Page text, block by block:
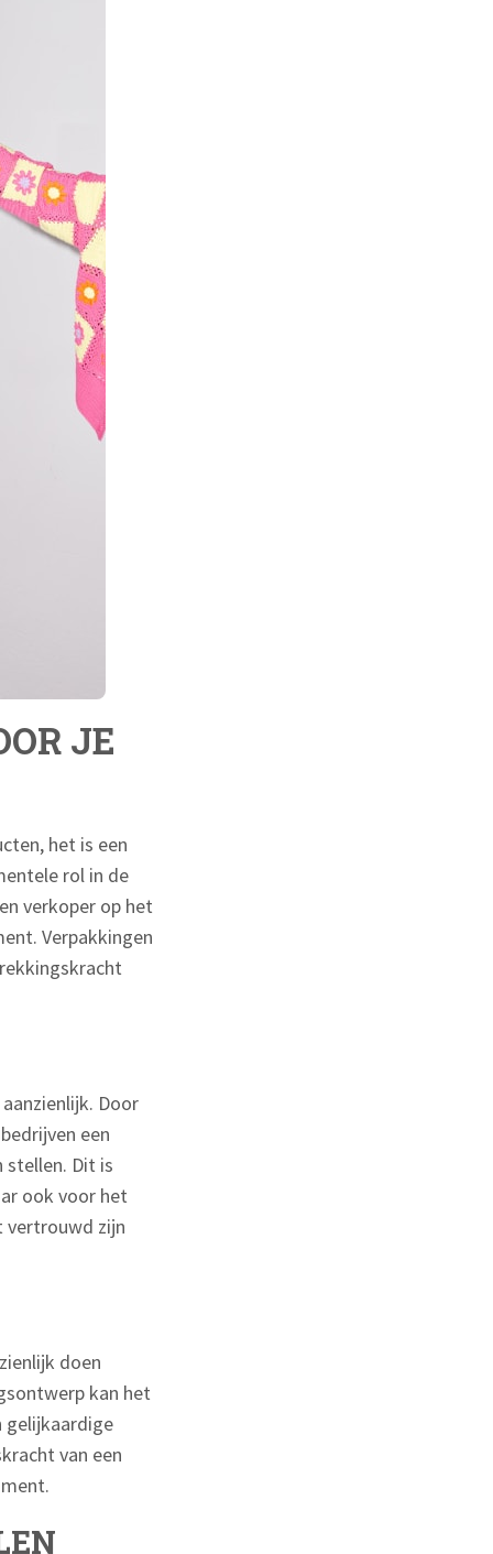
JE
het is een
rol in de
verkoper op het
Verpakkingen
Door
een
stellen. Dit is
ook voor het
vertrouwd zijn
doen
kan het
gelijkaardige
van een